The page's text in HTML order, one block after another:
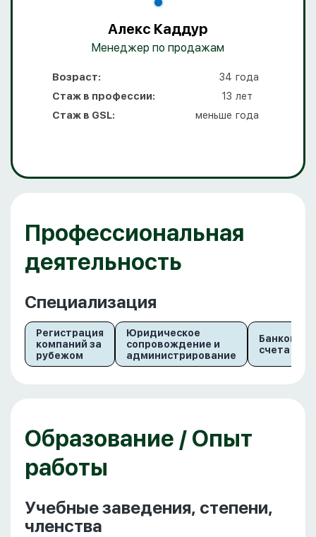
Профессиональная
деятельность
Специализация
Регистрация
компаний за
рубежом
Юридическое
сопровождение и
администрирование
счета
Образование / Опыт
работы
Учебные заведения, степени,
членства
Алекс Каддур
Менеджер по продажам
Возраст: 34 года
Стаж в профессии:
13 лет
Стаж в GSL:
меньше года